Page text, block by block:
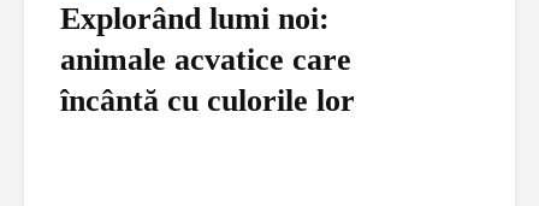
Explorând lumi noi:
animale acvatice care
încântă cu culorile lor